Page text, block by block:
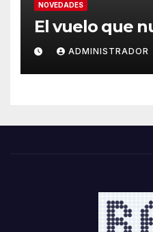
NOVEDADES
El vuelo que
ADMINISTRADOR